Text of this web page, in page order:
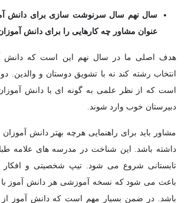
سال نهم سال سرنوشت سازی برای دانش
عنوان مشاور چه کارهایی را برای دانش
هدف اصلی ما در سال نهم این است که دانش
انتخاب رشته کند نه با تشویق دوستان و والدین.
است که از نظر علمی به گونه ای با دانش
دبیرستان خوب وارد شوند.
مشاور باید برای راهنمایی هرچه بهتر دانش
داشته باشد. این شناخت در مدرسه های علامه
تابستانی شروع می شود. تیپ شخصیتی و افکار
باعث می شود که نسخه آموزشی هر دانش آموز با
باشد. در ضمن بسیار مهم است که دانش آموز از